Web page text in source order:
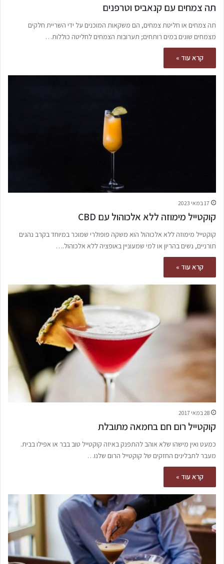
תה צמחים עם קנאביס וטרפנים
תה צמחים או חליטת צמחים, הם משקאות המוכנים על ידי השריית חלקים
מצמחים שונים במים רותחים; תערובות הצמחים לחליטה כוללות…
קרא עוד »
17 במאי 2023
קוקטייל מימוזה ללא אלכוהול עם CBD
קוקטייל מימוזה ללא אלכוהול הוא משקה פופולרי שמוכר במיוחד בקרב נהגים
תורניים, נשים בהריון או למי שמעוניין באופציה ללא אלכוהול.…
קרא עוד »
28 במאי 2017
קוקטייל רום חם בחמאה מתובלת
כמעט ואין מישהו שלא אוהב להתפנק באיזה קוקטייל טוב בבר או אפילו בבית.
מעבר לתבלינים החזקים של קוקטייל הרום שלנו…
קרא עוד »